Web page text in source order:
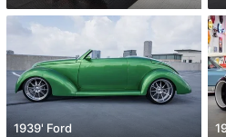
1939' Ford